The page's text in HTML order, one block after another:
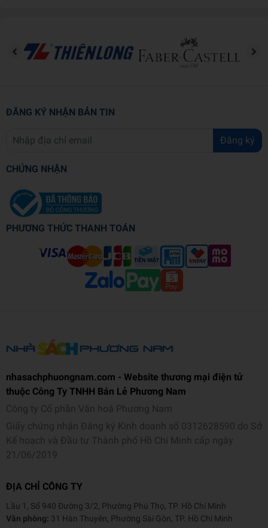
ĐĂNG KÝ NHẬN BẢN TIN
Đăng ký
CHỨNG NHẬN
PHƯƠNG THỨC THANH TOÁN
nhasachphuongnam.com - Website thương mại điện tử
thuộc Công Ty TNHH Bán Lẻ Phương Nam
Công ty Cổ phần Văn hoá Phương Nam
Giấy chứng nhận Đăng ký Kinh doanh số 0312628590 do Sở
Kế hoạch và Đầu tư Thành phố Hồ Chí Minh cấp ngày
21/06/2019
ĐỊA CHỈ CÔNG TY
Lầu 1, Số 940 Đường 3/2, Phường Phú Thọ, TP. Hồ Chí Minh
Văn phòng: 31 Hàn Thuyên, Phường Sài Gòn, TP. Hồ Chí Minh